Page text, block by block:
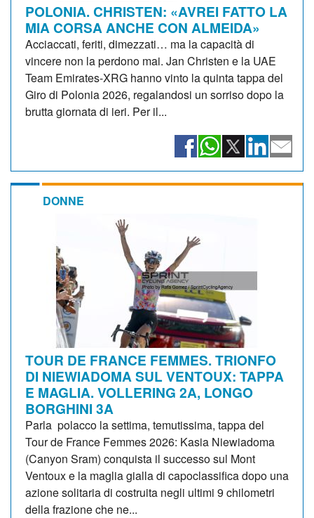
POLONIA. CHRISTEN: «AVREI FATTO LA
MIA CORSA ANCHE CON ALMEIDA»
Acciaccati, feriti, dimezzati… ma la capacità di
vincere non la perdono mai. Jan Christen e la UAE
Team Emirates-XRG hanno vinto la quinta tappa del
Giro di Polonia 2026, regalandosi un sorriso dopo la
brutta giornata di ieri. Per il...
DONNE
TOUR DE FRANCE FEMMES. TRIONFO
DI NIEWIADOMA SUL VENTOUX: TAPPA
E MAGLIA. VOLLERING 2A, LONGO
BORGHINI 3A
Parla polacco la settima, temutissima, tappa del
Tour de France Femmes 2026: Kasia Niewiadoma
(Canyon Sram) conquista il successo sul Mont
Ventoux e la maglia gialla di capoclassifica dopo una
azione solitaria di costruita negli ultimi 9 chilometri
della frazione che ne...